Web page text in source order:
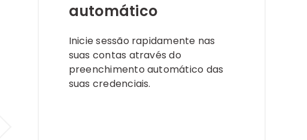
automático
Inicie sessão rapidamente nas
suas contas através do
preenchimento automático das
suas credenciais.